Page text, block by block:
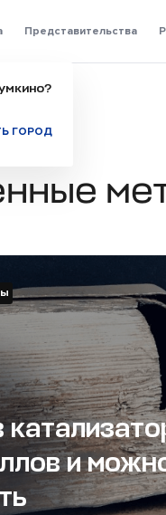
ГОРОД
Представительства
и